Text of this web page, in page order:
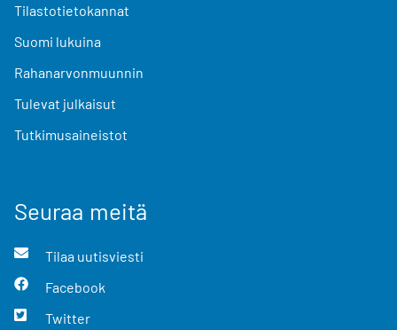
Tilastotietokannat
Suomi lukuina
Rahanarvonmuunnin
Tulevat julkaisut
Tutkimusaineistot
Seuraa meitä
Tilaa uutisviesti
Facebook
Twitter